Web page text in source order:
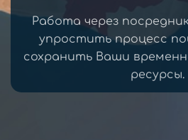
Работа через
упростить процесс
сохранить Ваши
ресурсы.